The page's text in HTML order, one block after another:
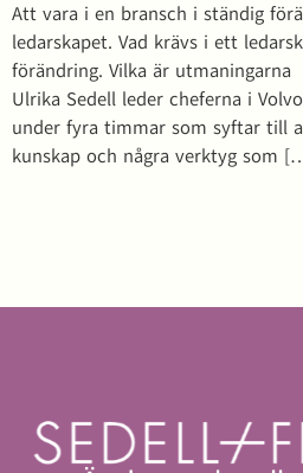
Att vara i en bransch i ständig
ledarskapet. Vad krävs i ett
förändring. Vilka är
Ulrika Sedell leder cheferna i
under fyra timmar som syftar till
kunskap och några verktyg som